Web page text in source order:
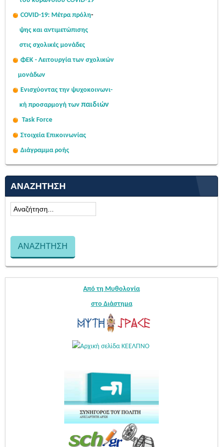
COVID-19: Μέτρα πρόλη-
ψης και αντιμετώπισης
στις σχολικές μονάδες
ΦΕΚ - Λειτουργία των σχολικών
μονάδων
Ενισχύοντας την ψυχοκοινωνι-
κή προσαρμογή των παιδιών
Task Force
Στοιχεία Επικοινωνίας
Διάγραμμα ροής
ΑΝΑΖΉΤΗΣΗ
Από τη Μυθολογία
στο Διάστημα